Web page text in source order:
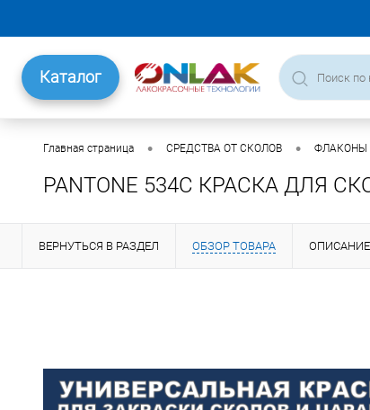
Каталог
Главная страница • СРЕДСТВА ОТ СКОЛОВ • ФЛАКОНЫ
PANTONE 534C КРАСКА ДЛЯ
ВЕРНУТЬСЯ В РАЗДЕЛ ОБЗОР ТОВАРА ОПИСАНИЕ